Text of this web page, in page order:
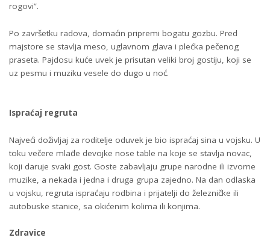
rogovi”.
Po završetku radova, domaćin pripremi bogatu gozbu. Pred
majstore se stavlja meso, uglavnom glava i plećka pečenog
praseta. Pajdosu kuće uvek je prisutan veliki broj gostiju, koji se
uz pesmu i muziku vesele do dugo u noć.
Ispraćaj regruta
Najveći doživljaj za roditelje oduvek je bio ispraćaj sina u vojsku. U
toku večere mlađe devojke nose table na koje se stavlja novac,
koji daruje svaki gost. Goste zabavljaju grupe narodne ili izvorne
muzike, a nekada i jedna i druga grupa zajedno. Na dan odlaska
u vojsku, regruta ispraćaju rodbina i prijatelji do železničke ili
autobuske stanice, sa okićenim kolima ili konjima.
Zdravice